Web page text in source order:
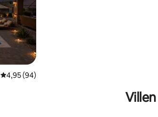
Durchschnittliche Bewertung: 4,95 von 5, 94
4,95 (94)